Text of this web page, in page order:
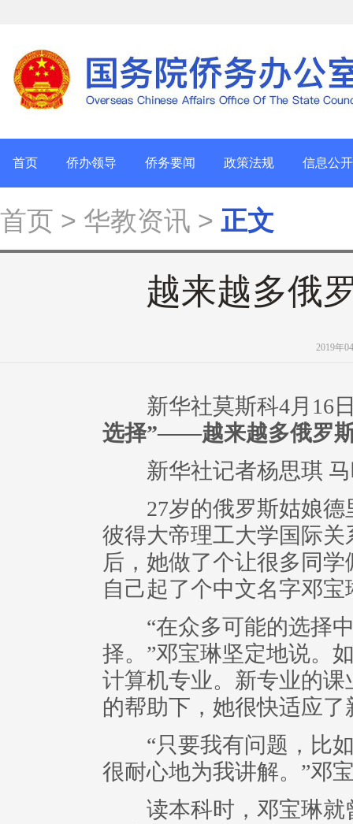
首页 侨办领导 侨务要闻 政策法规 信息公开
首页 > 华教资讯 > 正文
越来越多俄
2019年
新华社莫斯科4月16
选择”——越来越多俄罗
新华社记者杨思琪 马
27岁的俄罗斯姑娘德
彼得大帝理工大学国际关
后，她做了个让很多同
自己起了个中文名字邓宝
“在众多可能的选择中
择。”邓宝琳坚定地说。
计算机专业。新专业的
的帮助下，她很快适应
“只要我有问题，比如
很耐心地为我讲解。”邓
读本科时，邓宝琳就